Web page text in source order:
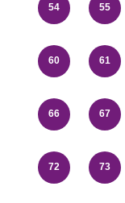
54 55
60 61
66 67
72 73